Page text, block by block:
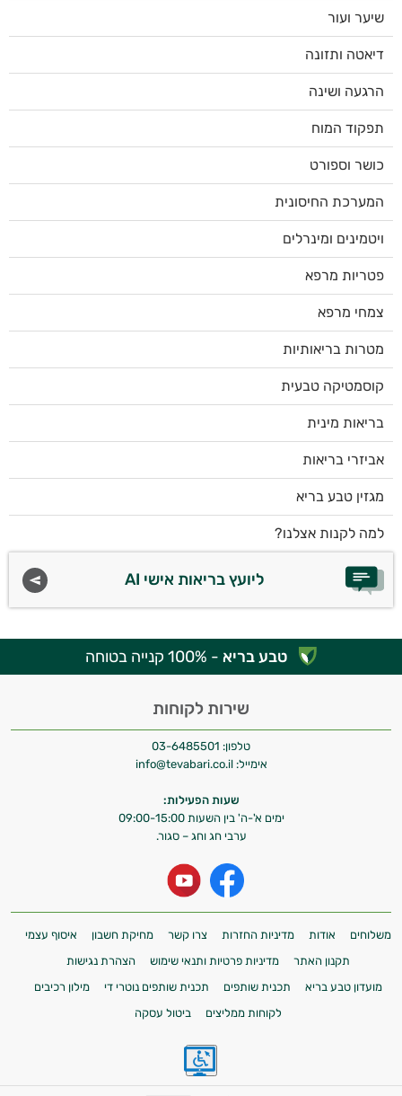
שיער ועור
דיאטה ותזונה
הרגעה ושינה
תפקוד המוח
כושר וספורט
המערכת החיסונית
ויטמינים ומינרלים
פטריות מרפא
צמחי מרפא
מטרות בריאותיות
קוסמטיקה טבעית
בריאות מינית
אביזרי בריאות
מגזין טבע בריא
למה לקנות אצלנו?
ליועץ בריאות אישי AI
טבע בריא - 100% קנייה בטוחה
שירות לקוחות
טלפון: 03-6485501
אימייל: info@tevabari.co.il
שעות הפעילות:
ימים א'-ה' בין השעות 09:00-15:00
ערבי חג וחג – סגור.
משלוחים אודות מדיניות החזרות צרו קשר מחיקת חשבון
איסוף עצמי
תקנון האתר
מדיניות פרטיות ותנאי שימוש
הצהרת נגישות
מועדון טבע בריא
תכנית שותפים תכנית שותפים נוטרי די
מילון רכיבים
לקוחות ממליצים
ביטול עסקה